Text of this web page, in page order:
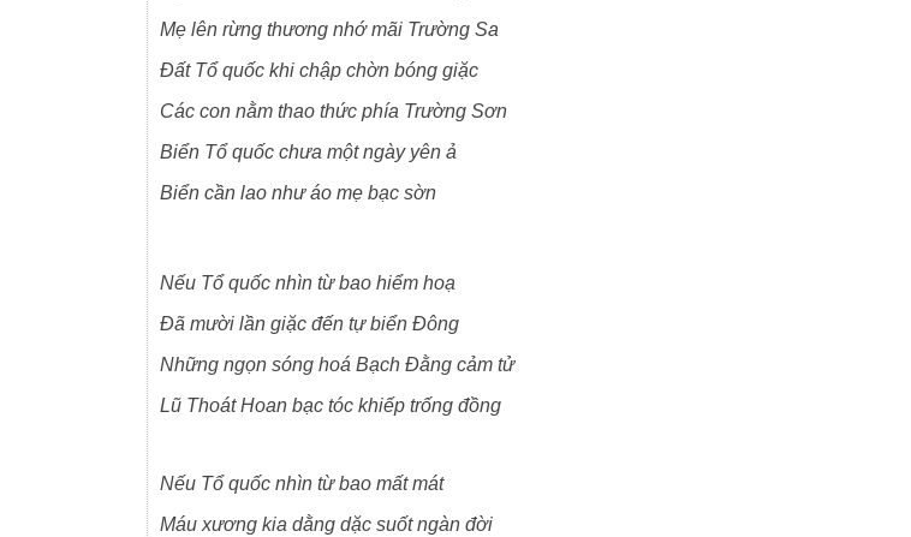
Mẹ lên rừng thương nhớ mãi Trường Sa
Đất Tổ quốc khi chập chờn bóng giặc
Các con nằm thao thức phía Trường Sơn
Biển Tổ quốc chưa một ngày yên ả
Biển cần lao như áo mẹ bạc sờn
Nếu Tổ quốc nhìn từ bao hiểm hoạ
Đã mười lần giặc đến tự biển Đông
Những ngọn sóng hoá Bạch Đằng cảm tử
Lũ Thoát Hoan bạc tóc khiếp trống đồng
Nếu Tổ quốc nhìn từ bao mất mát
Máu xương kia dằng dặc suốt ngàn đời